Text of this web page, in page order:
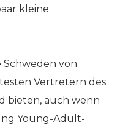
kleine
Schweden von
Vertretern des
bieten, auch wenn
Young-Adult-